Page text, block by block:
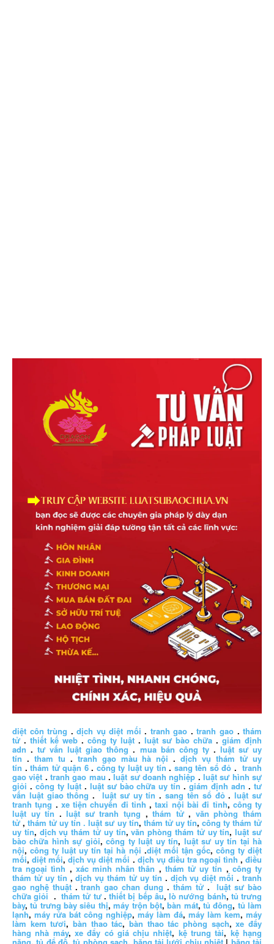
diệt côn trùng .dịch vụ diệt mối . tranh gao .tranh gao .thám
tử. thiết kế web . công ty luật . luật sư bào chữa .giám định
adn .tư vấn luật giao thông. mua bán công ty. luật sư uy
tín . tham tu .tranh gạo màu hà nội .dịch vụ thám tử uy
tín .thám tử quận 6. công ty luật uy tín . sang tên sổ đỏ .tranh
gao việt .tranh gao mau .luật sư doanh nghiệp .luật sư hình sự
giỏi . công ty luật. luật sư bào chữa uy tín .giám định adn .tư
vấn luật giao thông .luật sư uy tín .sang tên sổ đỏ.luật sư
tranh tụng . xe tiện chuyến đi tỉnh ,taxi nội bài đi tỉnh, công ty
luật uy tín .luật sư tranh tụng ,thám tử, văn phòng thám
tử,thám tử uy tín . luật sư uy tín, thám tử uy tín, công ty thám tử
uy tín, dịch vụ thám tử uy tín,văn phòng thám tử uy tín,luật sư
bào chữa hình sự giỏi,công ty luật uy tín, luật sư uy tín tại hà
nội,công ty luật uy tín tại hà nội .diệt mối tận gốc, công ty diệt
mối,diệt mối,dịch vụ diệt mối .dịch vụ điều tra ngoại tình ,điều
tra ngoại tình ,xác minh nhân thân ,thám tử uy tín , công ty
thám tử uy tín ,dịch vụ thám tử uy tín . dịch vụ diệt mối .tranh
gao nghệ thuật.tranh gao chan dung . thám tử.luật sư bào
chữa giỏi .thám tử tư.thiết bị bếp âu,lò nướng bánh, tủ trưng
bày,tủ trưng bày siêu thị,máy trộn bột,bàn mát,tủ đông, tủ làm
lạnh, máy rửa bát công nghiệp, máy làm đá, máy làm kem, máy
làm kem tươi,bàn thao tác,bàn thao tác phòng sạch,xe đẩy
hàng nhà máy, xe đẩy có giá chịu nhiệt, kệ trung tải, kệ hạng